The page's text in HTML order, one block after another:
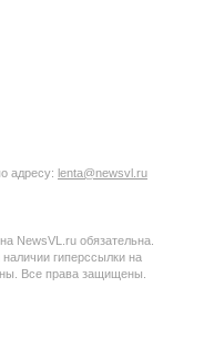
адресу: lenta@newsvl.ru
NewsVL.ru обязательна.
гиперссылки на
Все права защищены.